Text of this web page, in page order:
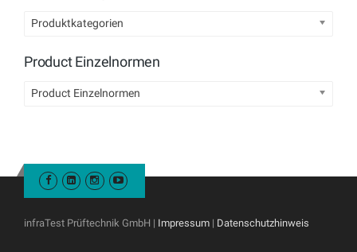
Produktkategorien
Product Einzelnormen
Product Einzelnormen
infraTest Prüftechnik GmbH | Impressum | Datenschutzhinweis